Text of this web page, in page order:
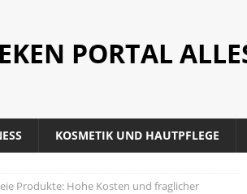
PORTAL
KOSMETIK UND HAUTPFLEGE
Produkte: Hohe Kosten und fraglicher